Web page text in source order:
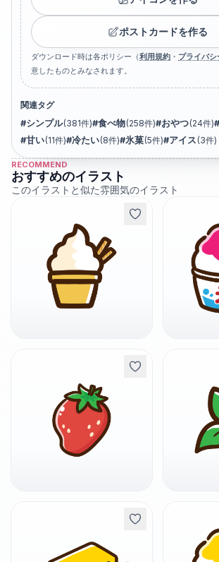
ポストカードを作る
ダウンロード時は各ポリシー（利用規約 ・ プライバ
意したものとみなされます。
関連タグ
#シンプル(381件)#食べ物(258件)#おやつ(24件)#
#甘い(11件)#冷たい(8件)#氷菓(5件)#アイス (3件)
RECOMMEND
おすすめのイラスト
このイラストと似た雰囲気のイラスト